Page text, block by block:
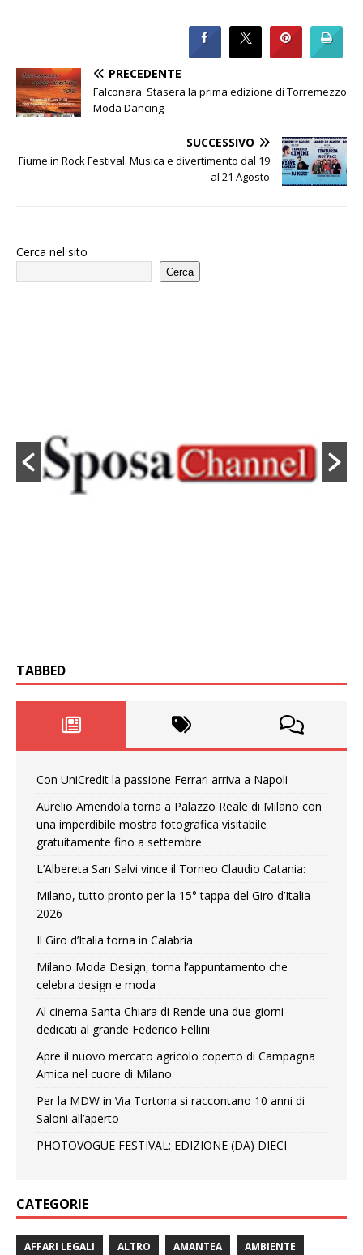
PRECEDENTE
Falconara. Stasera la prima edizione di Torremezzo
Moda Dancing
SUCCESSIVO
Fiume in Rock Festival. Musica e divertimento dal 19
al 21 Agosto
Cerca nel sito
Cerca
TABBED
Con UniCredit la passione Ferrari arriva a Napoli
Aurelio Amendola torna a Palazzo Reale di Milano con
una imperdibile mostra fotografica visitabile
gratuitamente fino a settembre
L’Albereta San Salvi vince il Torneo Claudio Catania:
Milano, tutto pronto per la 15° tappa del Giro d’Italia
2026
Il Giro d’Italia torna in Calabria
Milano Moda Design, torna l’appuntamento che
celebra design e moda
Al cinema Santa Chiara di Rende una due giorni
dedicati al grande Federico Fellini
Apre il nuovo mercato agricolo coperto di Campagna
Amica nel cuore di Milano
Per la MDW in Via Tortona si raccontano 10 anni di
Saloni all’aperto
PHOTOVOGUE FESTIVAL: EDIZIONE (DA) DIECI
CATEGORIE
AFFARI LEGALI ALTRO AMANTEA AMBIENTE